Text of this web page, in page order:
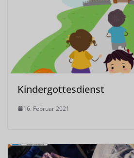
Kindergottesdienst
16. Februar 2021